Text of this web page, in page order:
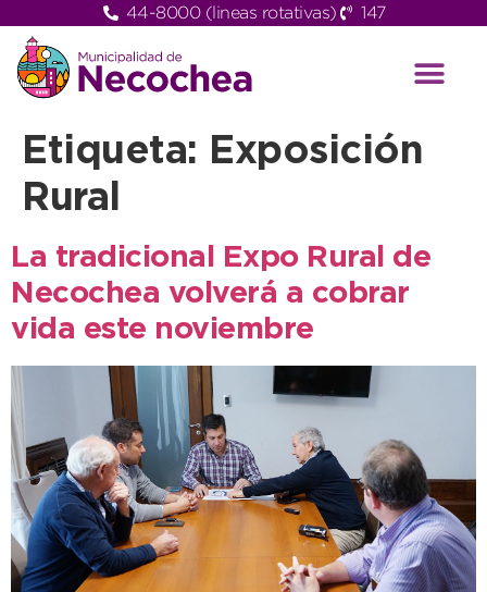
44-8000 (lineas rotativas) 147
Etiqueta:
Exposición
Rural
La tradicional Expo Rural de
Necochea volverá a cobrar
vida este noviembre